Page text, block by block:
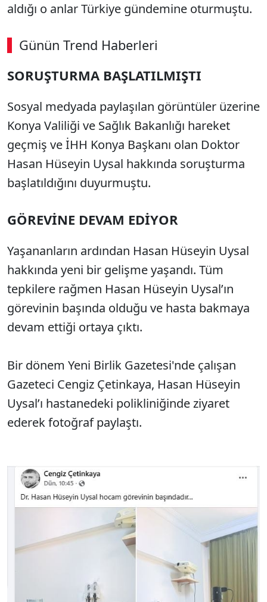
aldığı o anlar Türkiye gündemine oturmuştu.
Günün Trend Haberleri
00:02 / 09:08
SORUŞTURMA BAŞLATILMIŞTI
Sosyal medyada paylaşılan görüntüler üzerine
Konya Valiliği ve Sağlık Bakanlığı hareket
geçmiş ve İHH Konya Başkanı olan Doktor
Hasan Hüseyin Uysal hakkında soruşturma
başlatıldığını duyurmuştu.
GÖREVİNE DEVAM EDİYOR
Yaşananların ardından Hasan Hüseyin Uysal
hakkında yeni bir gelişme yaşandı. Tüm
tepkilere rağmen Hasan Hüseyin Uysal’ın
görevinin başında olduğu ve hasta bakmaya
devam ettiği ortaya çıktı.
Bir dönem Yeni Birlik Gazetesi'nde çalışan
Gazeteci Cengiz Çetinkaya, Hasan Hüseyin
Uysal’ı hastanedeki polikliniğinde ziyaret
ederek fotoğraf paylaştı.